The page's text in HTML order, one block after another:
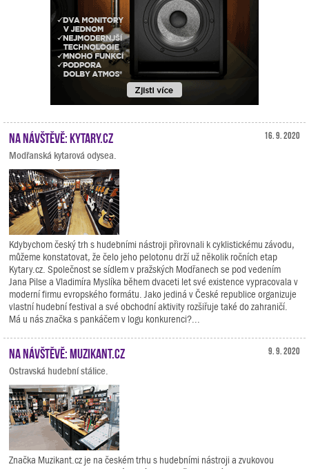
16. 9. 2020
Na návštěvě: Kytary.cz
Modřanská kytarová odysea.
Kdybychom český trh s hudebními nástroji přirovnali k cyklistickému závodu,
můžeme konstatovat, že čelo jeho pelotonu drží už několik ročních etap
Kytary.cz. Společnost se sídlem v pražských Modřanech se pod vedením
Jana Pilse a Vladimíra Myslíka během dvaceti let své existence vypracovala v
moderní firmu evropského formátu. Jako jediná v České republice organizuje
vlastní hudební festival a své obchodní aktivity rozšiřuje také do zahraničí.
Má u nás značka s pankáčem v logu konkurenci?...
9. 9. 2020
Na návštěvě: Muzikant.cz
Ostravská hudební stálice.
Značka Muzikant.cz je na českém trhu s hudebními nástroji a zvukovou